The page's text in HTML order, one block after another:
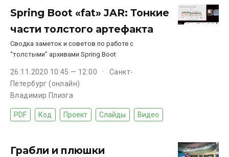
Spring Boot «fat» JAR: Тонкие
части толстого артефакта
Сводка заметок и советов по работе с
“толстыми” архивами Spring Boot
26.11.2020 10:45 — 12:00
Санкт-
Петербург (онлайн)
Владимир Плизга
PDF Код Проект Слайды Видео
Грабли и плюшки